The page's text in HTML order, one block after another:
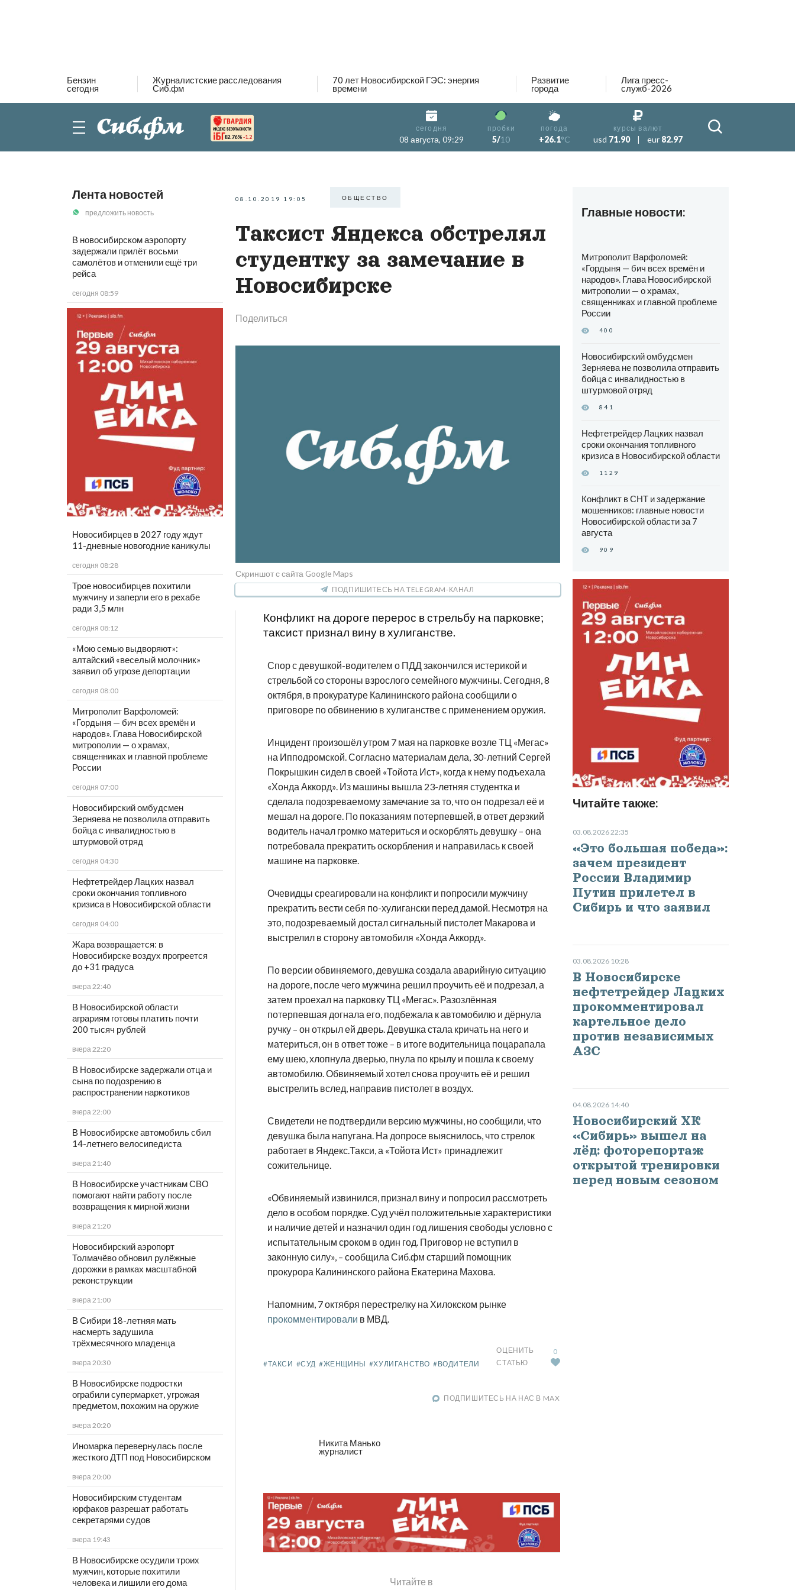
Бензин
сегодня
Журналистские расследования
Сиб.фм
70 лет Новосибирской ГЭС: энергия
времени
Развитие
города
Лига пресс-
служб-2026
82.76% -1.2
сегодня
08 августа, 09:29
пробки
5/10
погода
+26.1°C
курсы валют
usd 71.90 | eur 82.97
Лента новостей
предложить новость
В новосибирском аэропорту
задержали прилёт восьми
самолётов и отменили ещё три
рейса
сегодня 08:59
Новосибирцев в 2027 году ждут
11-дневные новогодние каникулы
сегодня 08:28
Трое новосибирцев похитили
мужчину и заперли его в рехабе
ради 3,5 млн
сегодня 08:12
«Мою семью выдворяют»:
алтайский «веселый молочник»
заявил об угрозе депортации
сегодня 08:00
Митрополит Варфоломей:
«Гордыня — бич всех времён и
народов». Глава Новосибирской
митрополии — о храмах,
священниках и главной проблеме
России
сегодня 07:00
Новосибирский омбудсмен
Зерняева не позволила отправить
бойца с инвалидностью в
штурмовой отряд
сегодня 04:30
Нефтетрейдер Лацких назвал
сроки окончания топливного
кризиса в Новосибирской области
сегодня 04:00
Жара возвращается: в
Новосибирске воздух прогреется
до +31 градуса
вчера 22:40
В Новосибирской области
аграриям готовы платить почти
200 тысяч рублей
вчера 22:20
В Новосибирске задержали отца и
сына по подозрению в
распространении наркотиков
вчера 22:00
В Новосибирске автомобиль сбил
14-летнего велосипедиста
вчера 21:40
В Новосибирске участникам СВО
помогают найти работу после
возвращения к мирной жизни
вчера 21:20
Новосибирский аэропорт
Толмачёво обновил рулёжные
дорожки в рамках масштабной
реконструкции
вчера 21:00
В Сибири 18-летняя мать
насмерть задушила
трёхмесячного младенца
вчера 20:30
В Новосибирске подростки
ограбили супермаркет, угрожая
предметом, похожим на оружие
вчера 20:20
Иномарка перевернулась после
жесткого ДТП под Новосибирском
вчера 20:00
Новосибирским студентам
юрфаков разрешат работать
секретарями судов
вчера 19:43
В Новосибирске осудили троих
мужчин, которые похитили
человека и лишили его дома
08.10.2019 19:05 ОБЩЕСТВО
Таксист Яндекса обстрелял
студентку за замечание в
Новосибирске
Поделиться
Скриншот с сайта Google Maps
ПОДПИШИТЕСЬ НА TELEGRAM-КАНАЛ
Конфликт на дороге перерос в стрельбу на парковке;
таксист признал вину в хулиганстве.
Спор с девушкой-водителем о ПДД закончился истерикой и
стрельбой со стороны взрослого семейного мужчины. Сегодня, 8
октября, в прокуратуре Калининского района сообщили о
приговоре по обвинению в хулиганстве с применением оружия.
Инцидент произошёл утром 7 мая на парковке возле ТЦ «Мегас»
на Ипподромской. Согласно материалам дела, 30-летний Сергей
Покрышкин сидел в своей «Тойота Ист», когда к нему подъехала
«Хонда Аккорд». Из машины вышла 23-летняя студентка и
сделала подозреваемому замечание за то, что он подрезал её и
мешал на дороге. По показаниям потерпевшей, в ответ дерзкий
водитель начал громко материться и оскорблять девушку – она
потребовала прекратить оскорбления и направилась к своей
машине на парковке.
Очевидцы среагировали на конфликт и попросили мужчину
прекратить вести себя по-хулигански перед дамой. Несмотря на
это, подозреваемый достал сигнальный пистолет Макарова и
выстрелил в сторону автомобиля «Хонда Аккорд».
По версии обвиняемого, девушка создала аварийную ситуацию
на дороге, после чего мужчина решил проучить её и подрезал, а
затем проехал на парковку ТЦ «Мегас». Разозлённая
потерпевшая догнала его, подбежала к автомобилю и дёрнула
ручку – он открыл ей дверь. Девушка стала кричать на него и
материться, он в ответ тоже – в итоге водительница поцарапала
ему шею, хлопнула дверью, пнула по крылу и пошла к своему
автомобилю. Обвиняемый хотел снова проучить её и решил
выстрелить вслед, направив пистолет в воздух.
Свидетели не подтвердили версию мужчины, но сообщили, что
девушка была напугана. На допросе выяснилось, что стрелок
работает в Яндекс.Такси, а «Тойота Ист» принадлежит
сожительнице.
«Обвиняемый извинился, признал вину и попросил рассмотреть
дело в особом порядке. Суд учёл положительные характеристики
и наличие детей и назначил один год лишения свободы условно с
испытательным сроком в один год. Приговор не вступил в
законную силу», – сообщила Сиб.фм старший помощник
прокурора Калининского района Екатерина Махова.
Напомним, 7 октября перестрелку на Хилокском рынке
прокомментировали в МВД.
#ТАКСИ #СУД #ЖЕНЩИНЫ #ХУЛИГАНСТВО #ВОДИТЕЛИ
ОЦЕНИТЬ
СТАТЬЮ
0
ПОДПИШИТЕСЬ НА НАС В MAX
Никита Манько
журналист
Читайте в
Главные новости:
Митрополит Варфоломей:
«Гордыня — бич всех времён и
народов». Глава Новосибирской
митрополии — о храмах,
священниках и главной проблеме
России
400
Новосибирский омбудсмен
Зерняева не позволила отправить
бойца с инвалидностью в
штурмовой отряд
841
Нефтетрейдер Лацких назвал
сроки окончания топливного
кризиса в Новосибирской области
1129
Конфликт в СНТ и задержание
мошенников: главные новости
Новосибирской области за 7
августа
909
Читайте также:
03.08.2026 22:35
«Это большая победа»:
зачем президент
России Владимир
Путин прилетел в
Сибирь и что заявил
03.08.2026 10:28
В Новосибирске
нефтетрейдер Лацких
прокомментировал
картельное дело
против независимых
АЗС
04.08.2026 14:40
Новосибирский ХК
«Сибирь» вышел на
лёд: фоторепортаж
открытой тренировки
перед новым сезоном